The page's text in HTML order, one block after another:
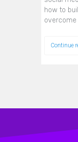
how to
overcome
Continue